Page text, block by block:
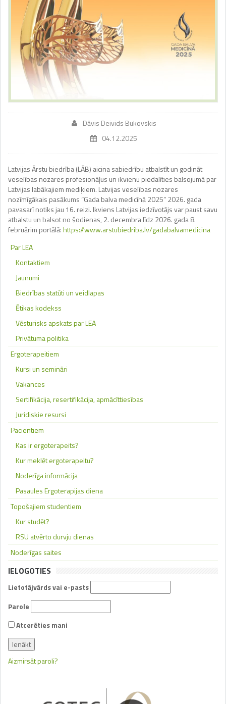
Dāvis Deivids Bukovskis
04.12.2025
Latvijas Ārstu biedrība (LĀB) aicina sabiedrību atbalstīt un godināt
veselības nozares profesionāļus un ikvienu piedalīties balsojumā par
Latvijas labākajiem mediķiem. Latvijas veselības nozares
nozīmīgākais pasākums “Gada balva medicīnā 2025” 2026. gada
pavasarī notiks jau 16. reizi. Ikviens Latvijas iedzīvotājs var paust savu
atbalstu un balsot no šodienas, 2. decembra līdz 2026. gada 8.
februārim portālā:https://www.arstubiedriba.lv/gadabalvamedicina
Par LEA
Kontaktiem
Jaunumi
Biedrības statūti un veidlapas
Ētikas kodekss
Vēsturisks apskats par LEA
Privātuma politika
Ergoterapeitiem
Kursi un semināri
Vakances
Sertifikācija, resertifikācija, apmācīttiesības
Juridiskie resursi
Pacientiem
Kas ir ergoterapeits?
Kur meklēt ergoterapeitu?
Noderīga informācija
Pasaules Ergoterapijas diena
Topošajiem studentiem
Kur studēt?
RSU atvērto durvju dienas
Noderīgas saites
IELOGOTIES
Lietotājvārds vai e-pasts
Parole
Atcerēties mani
Aizmirsāt paroli?